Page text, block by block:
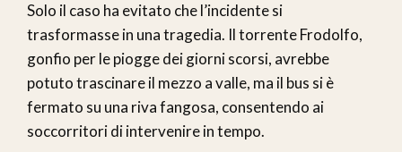
Solo il caso ha evitato che l’incidente si
trasformasse in una tragedia. Il torrente Frodolfo,
gonfio per le piogge dei giorni scorsi, avrebbe
potuto trascinare il mezzo a valle, ma il bus si è
fermato su una riva fangosa, consentendo ai
soccorritori di intervenire in tempo.